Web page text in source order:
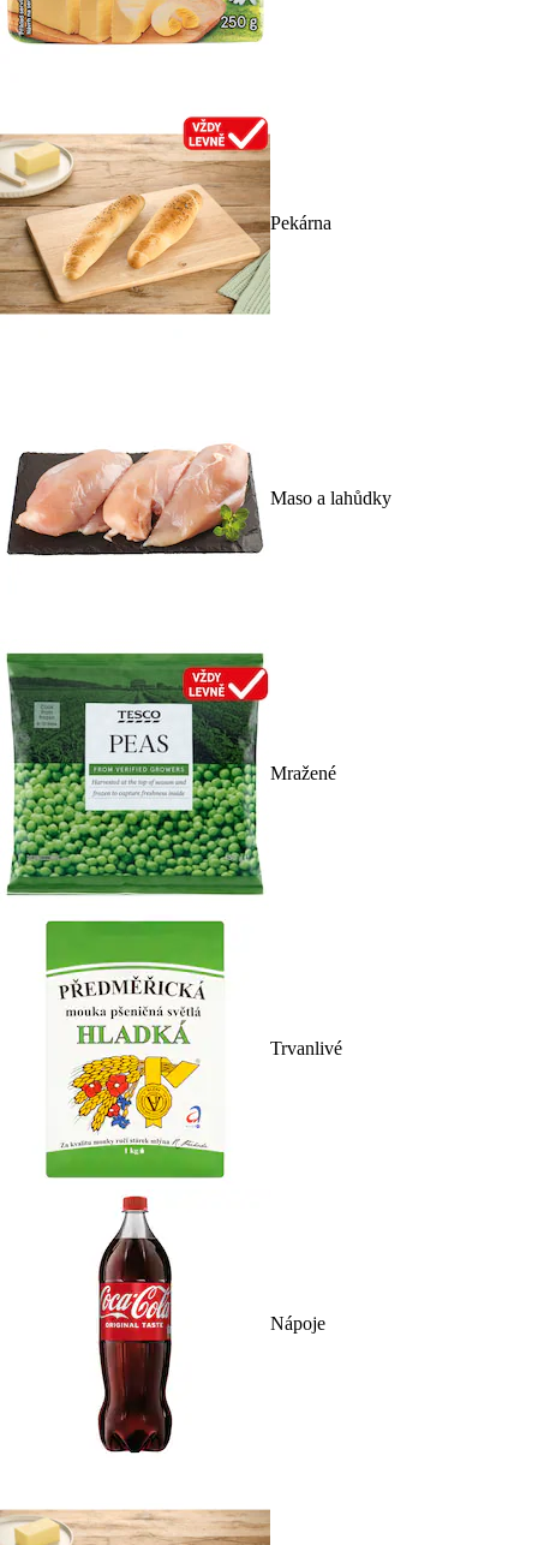
Pekárna
Maso a lahůdky
Mražené
Trvanlivé
Nápoje